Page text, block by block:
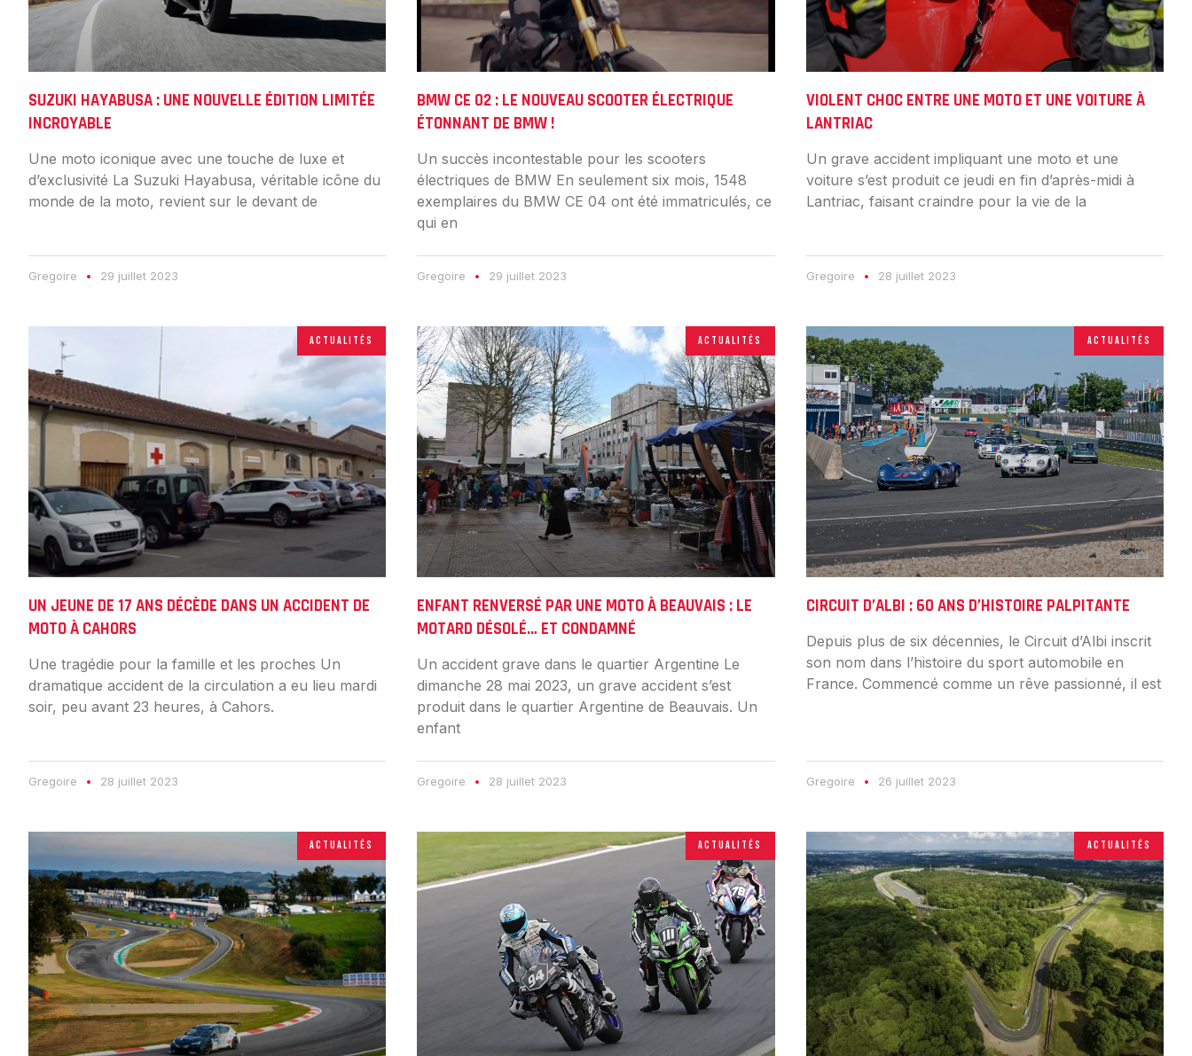
SUZUKI HAYABUSA : UNE NOUVELLE ÉDITION LIMITÉE
INCROYABLE
Une moto iconique avec une touche de luxe et
d’exclusivité La Suzuki Hayabusa, véritable icône du
monde de la moto, revient sur le devant de
Gregoire 29 juillet 2023
BMW CE 02 : LE NOUVEAU SCOOTER ÉLECTRIQUE
ÉTONNANT DE BMW !
Un succès incontestable pour les scooters
électriques de BMW En seulement six mois, 1548
exemplaires du BMW CE 04 ont été immatriculés, ce
qui en
Gregoire 29 juillet 2023
VIOLENT CHOC ENTRE UNE MOTO ET UNE VOITURE À
LANTRIAC
Un grave accident impliquant une moto et une
voiture s’est produit ce jeudi en fin d’après-midi à
Lantriac, faisant craindre pour la vie de la
Gregoire 28 juillet 2023
ACTUALITÉS
UN JEUNE DE 17 ANS DÉCÈDE DANS UN ACCIDENT DE
MOTO À CAHORS
Une tragédie pour la famille et les proches Un
dramatique accident de la circulation a eu lieu mardi
soir, peu avant 23 heures, à Cahors.
Gregoire 28 juillet 2023
ACTUALITÉS
ENFANT RENVERSÉ PAR UNE MOTO À BEAUVAIS : LE
MOTARD DÉSOLÉ… ET CONDAMNÉ
Un accident grave dans le quartier Argentine Le
dimanche 28 mai 2023, un grave accident s’est
produit dans le quartier Argentine de Beauvais. Un
enfant
Gregoire 28 juillet 2023
ACTUALITÉS
CIRCUIT D’ALBI : 60 ANS D’HISTOIRE PALPITANTE
Depuis plus de six décennies, le Circuit d’Albi inscrit
son nom dans l’histoire du sport automobile en
France. Commencé comme un rêve passionné, il est
Gregoire 26 juillet 2023
ACTUALITÉS ACTUALITÉS ACTUALITÉS